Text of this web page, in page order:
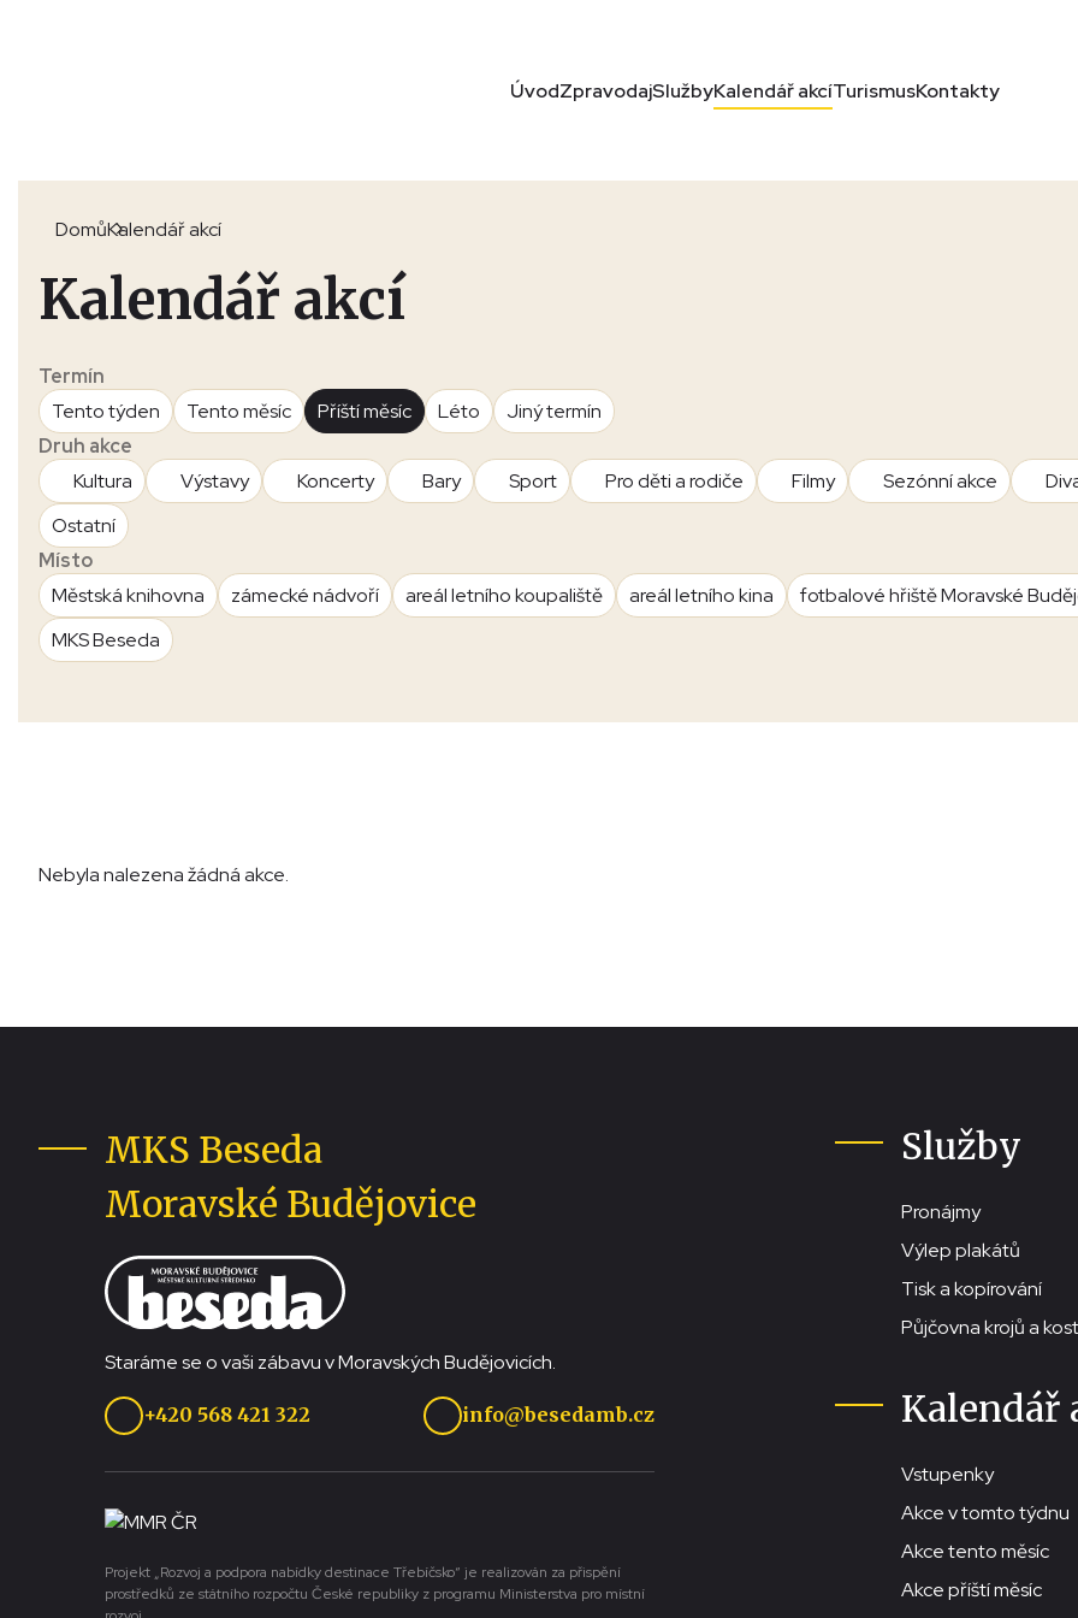
ÚvodZpravodajSlužbyKalendář akcíTurismusKontakty
DomůKalendář akcí
Kalendář akcí
Termín
Tento týden
Tento měsíc Příští měsíc Léto
Jiný termín
Druh akce
Kultura
Výstavy Koncerty Bary Sport Pro děti a rodiče Filmy Sezónní akce
Ostatní
Místo
Městská knihovna
zámecké nádvoří areál letního koupaliště areál letního kina
fotbalové hřiště Moravské
MKS Beseda
Nebyla nalezena žádná akce.
MKS Beseda
Moravské Budějovice
Staráme se o vaši zábavu v Moravských Budějovicích.
+420 568 421 322 info@besedamb.cz
Projekt „Rozvoj a podpora nabídky destinace Třebíčsko“ je realizován za přispění
prostředků ze státního rozpočtu České republiky z programu Ministerstva pro místní
Služby
Pronájmy
Výlep plakátů
Tisk a kopírování
Půjčovna krojů a
Kalendář
Vstupenky
Akce v tomto týdnu
Akce tento měsíc
Akce příští měsíc